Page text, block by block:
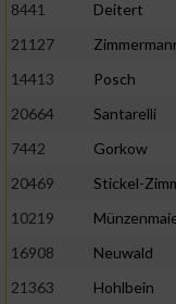
8441 Deitert
21127
14413
Posch
20664
Santarelli
7442
Gorkow
20469
Stickel-
10219
16908
Neuwald
21363
Hohlbein